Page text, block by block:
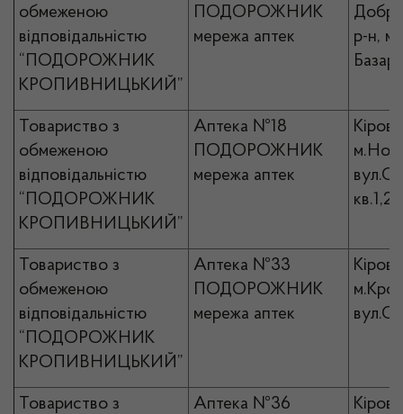
обмеженою
відповідальністю
“ПОДОРОЖНИК
КРОПИВНИЦЬКИЙ”
ПОДОРОЖНИК
мережа аптек
р-н,
Товариство з
обмеженою
відповідальністю
“ПОДОРОЖНИК
КРОПИВНИЦЬКИЙ”
Аптека №18
ПОДОРОЖНИК
мережа аптек
кв.1,2
Товариство з
обмеженою
відповідальністю
“ПОДОРОЖНИК
КРОПИВНИЦЬКИЙ”
Аптека №33
ПОДОРОЖНИК
мережа аптек
Товариство з
Аптека №36